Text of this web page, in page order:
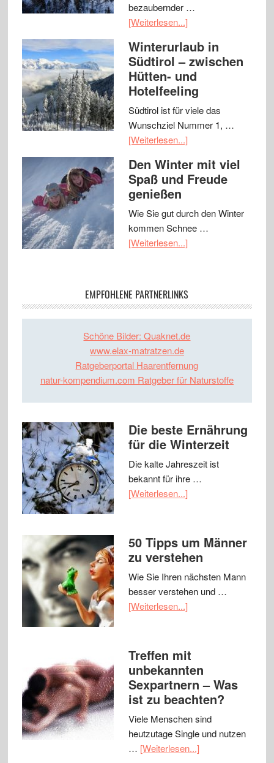
bezaubernder …
[Weiterlesen...]
Winterurlaub in
Südtirol – zwischen
Hütten- und
Hotelfeeling
Südtirol ist für viele das
Wunschziel Nummer 1, …
[Weiterlesen...]
Den Winter mit viel
Spaß und Freude
genießen
Wie Sie gut durch den Winter
kommen Schnee …
[Weiterlesen...]
EMPFOHLENE PARTNERLINKS
Schöne Bilder: Quaknet.de
www.elax-matratzen.de
Ratgeberportal Haarentfernung
natur-kompendium.com Ratgeber für Naturstoffe
Die beste Ernährung
für die Winterzeit
Die kalte Jahreszeit ist
bekannt für ihre …
[Weiterlesen...]
50 Tipps um Männer
zu verstehen
Wie Sie Ihren nächsten Mann
besser verstehen und …
[Weiterlesen...]
Treffen mit
unbekannten
Sexpartnern – Was
ist zu beachten?
Viele Menschen sind
heutzutage Single und nutzen
… [Weiterlesen...]